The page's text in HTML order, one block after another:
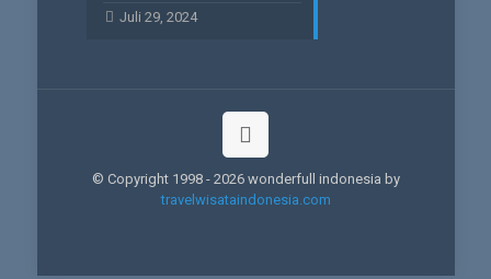
Juli 29, 2024
© Copyright 1998 - 2026 wonderfull indonesia by
travelwisataindonesia.com